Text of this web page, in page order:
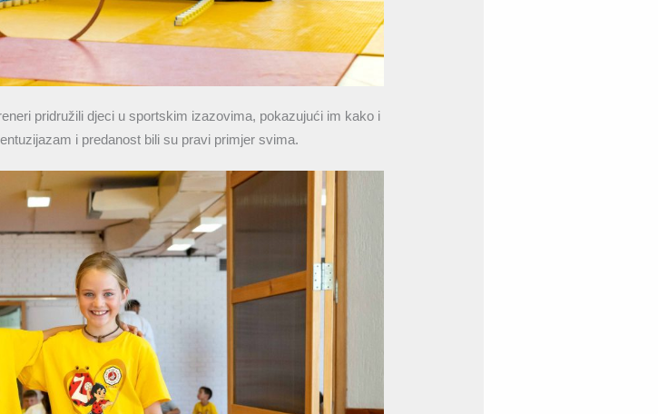
pridružili djeci u sportskim izazovima, pokazujući im kako i
i predanost bili su pravi primjer svima.